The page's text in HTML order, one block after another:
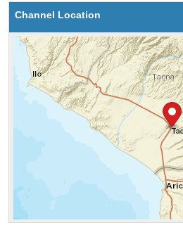
Channel Location